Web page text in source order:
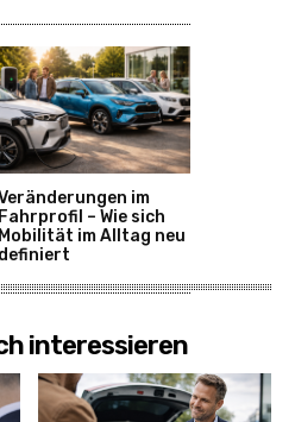
im
Fahrprofil – Wie sich
Mobilität im Alltag neu
definiert
interessieren